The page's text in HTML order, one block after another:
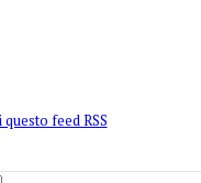
feed RSS